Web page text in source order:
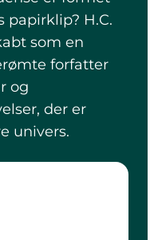
papirklip? H.C.
som en
forfatter
og
der er
univers.